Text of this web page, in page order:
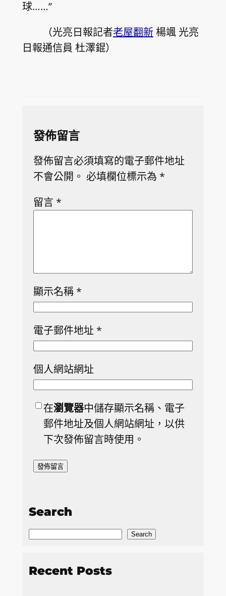
球……”
（光亮日報記者老屋翻新楊颯 光亮
日報通信員 杜澤錕）
發佈留言
發佈留言必須填寫的電子郵件地址
不會公開。 必填欄位標示為 *
留言 *
顯示名稱 *
電子郵件地址 *
個人網站網址
在瀏覽器中儲存顯示名稱、電子
郵件地址及個人網站網址，以供
下次發佈留言時使用。
Search
S
a
Search
Recent Posts